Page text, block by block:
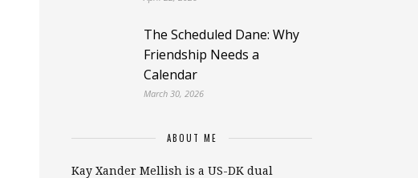
The Scheduled Dane: Why
Friendship Needs a
Calendar
March 30, 2026
ABOUT ME
Kay Xander Mellish is a US-DK dual